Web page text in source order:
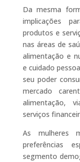
Da mesma
implicações
produtos e
nas áreas de
alimentação e
e cuidado
seu poder
mercado
alimentação,
serviços
As mulheres
preferências
segmento